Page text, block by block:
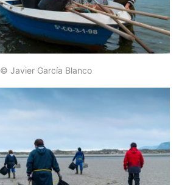
© Javier García Blanco